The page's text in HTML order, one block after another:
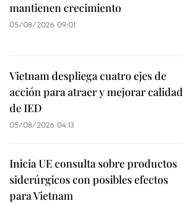
mantienen crecimiento
05/08/2026 09:01
Vietnam despliega cuatro ejes de
acción para atraer y mejorar calidad
de IED
05/08/2026 04:13
Inicia UE consulta sobre productos
siderúrgicos con posibles efectos
para Vietnam